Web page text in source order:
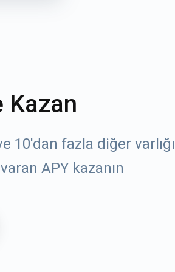
Kazan
10'dan fazla diğer varlığı
APY kazanın